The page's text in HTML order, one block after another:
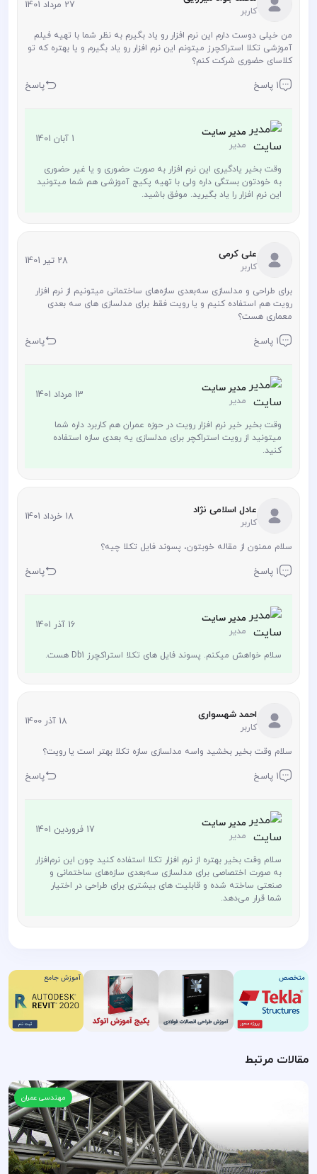
کاربر 27 مرداد 1401
من خیلی دوست دارم این نرم افزار رو یاد بگیرم به نظر شما با تهیه فیلم
آموزشی تکلا استراکچرز میتونم این نرم افزار رو یاد بگیرم و یا بهتره که تو
کلاسای حضوری شرکت کنم؟
1 پاسخ پاسخ
مدیر سایت
مدیر 1 آبان 1401
وقت بخیر یادگیری این نرم افزار به صورت حضوری و یا غیر حضوری
به خودتون بستگی داره ولی با تهیه پکیج آموزشی هم شما میتونید
این نرم افزار را یاد بگیرید. موفق باشید.
علی کرمی
کاربر 28 تیر 1401
برای طراحی و مدلسازی سه‌بعدی سازه‌های ساختمانی میتونیم از نرم افزار
رویت هم استفاده کنیم و یا رویت فقط برای مدلسازی های سه بعدی
معماری هست؟
1 پاسخ پاسخ
مدیر سایت
مدیر 13 مرداد 1401
وقت بخیر خیر نرم افزار رویت در حوزه عمران هم کاربرد داره شما
میتونید از رویت استراکچر برای مدلسازی یه بعدی سازه استفاده
کنید.
عادل اسلامی نژاد
کاربر 18 خرداد 1401
سلام ممنون از مقاله خوبتون، پسوند فایل تکلا چیه؟
1 پاسخ پاسخ
مدیر سایت
مدیر 16 آذر 1401
سلام خواهش میکنم. پسوند فایل های تکلا استراکچرز Db1 هست.
احمد شهسواری
کاربر 18 آذر 1400
سلام وقت بخیر بخشید واسه مدلسازی سازه تکلا بهتر است یا رویت؟
1 پاسخ پاسخ
مدیر سایت
مدیر 17 فروردین 1401
سلام وقت بخیر بهتره از نرم‌ افزار تکلا استفاده کنید چون این نرم‌افزار
به صورت اختصاصی برای مدلسازی سه‌بعدی سازه‌های ساختمانی و
صنعتی ساخته شده و قابلیت های بیشتری برای طراحی در اختیار
شما قرار می‌دهد.
مقالات مرتبط
مهندسی عمران